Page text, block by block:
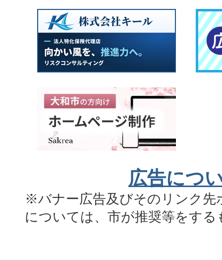
広告につ
※バナー広告及びそのリンク先
については、市が推奨等をす